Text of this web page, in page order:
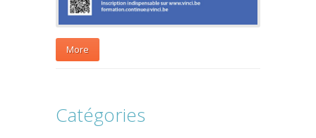
More
Catégories